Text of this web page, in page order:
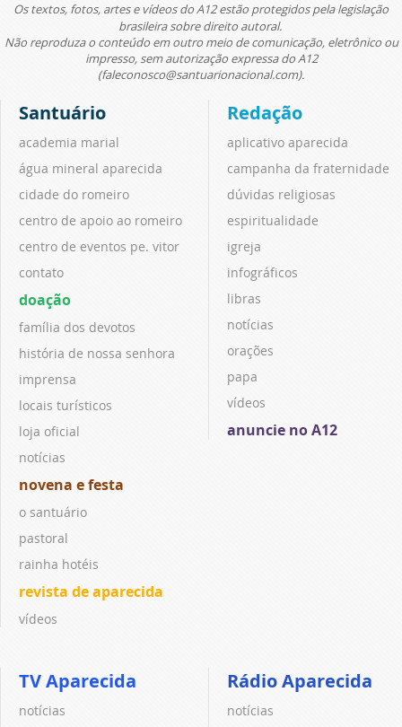
Os textos, fotos, artes e vídeos do A12 estão protegidos pela legislação
brasileira sobre direito autoral.
Não reproduza o conteúdo em outro meio de comunicação, eletrônico ou
impresso, sem autorização expressa do A12
(faleconosco@santuarionacional.com).
Santuário
academia marial
água mineral aparecida
cidade do romeiro
centro de apoio ao romeiro
centro de eventos pe. vitor
contato
doação
família dos devotos
história de nossa senhora
imprensa
locais turísticos
loja oficial
notícias
novena e festa
o santuário
pastoral
rainha hotéis
revista de aparecida
vídeos
Redação
aplicativo aparecida
campanha da fraternidade
dúvidas religiosas
espiritualidade
igreja
infográficos
libras
notícias
orações
papa
vídeos
anuncie no A12
TV Aparecida
notícias
Rádio Aparecida
notícias